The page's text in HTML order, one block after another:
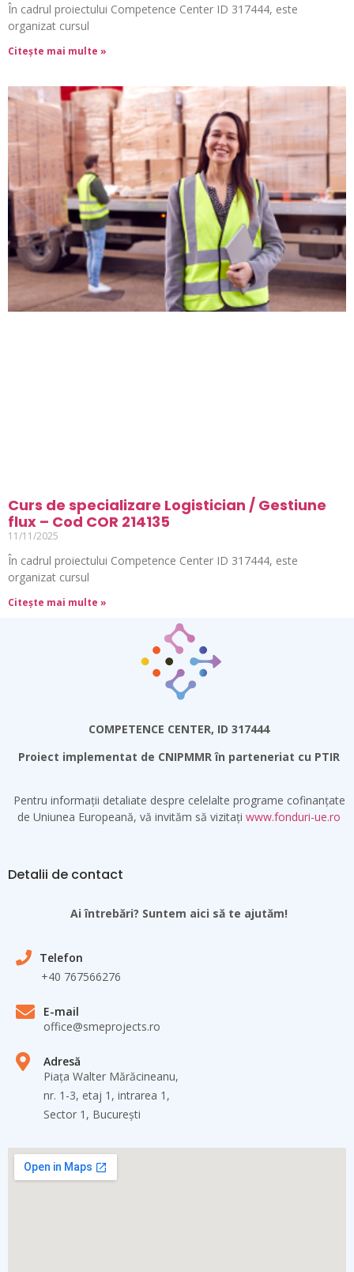
În cadrul proiectului Competence Center ID 317444, este
organizat cursul
Citește mai multe »
Curs de specializare Logistician / Gestiune
flux – Cod COR 214135
11/11/2025
În cadrul proiectului Competence Center ID 317444, este
organizat cursul
Citește mai multe »
COMPETENCE CENTER, ID 317444
Proiect implementat de CNIPMMR în parteneriat cu PTIR
Pentru informații detaliate despre celelalte programe cofinanțate
de Uniunea Europeană, vă invităm să vizitați www.fonduri-ue.ro
Detalii de contact
Ai întrebări? Suntem aici să te ajutăm!
Telefon
+40 767566276
E-mail
office@smeprojects.ro
Adresă
Piața Walter Mărăcineanu,
nr. 1-3, etaj 1, intrarea 1,
Sector 1, București